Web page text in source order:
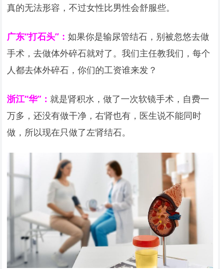
真的无法形容，不过女性比男性会舒服些。
广东“打石头”：如果你是输尿管结石，别被忽悠去做
手术，去做体外碎石就对了。我们主任教我们，每个
人都去体外碎石，你们的工资谁来发？
浙江“华”： 就是肾积水，做了一次软镜手术，自费一
万多，还没有做干净，右肾也有，医生说不能同时
做，所以现在只做了左肾结石。